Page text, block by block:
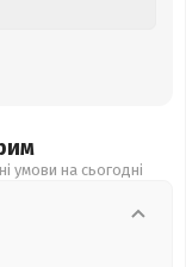
умови на сьогодні